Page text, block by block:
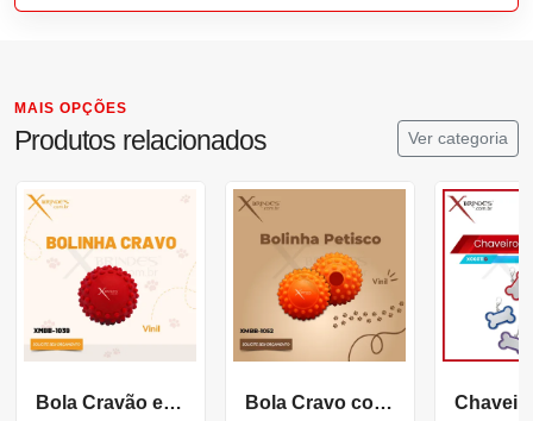
MAIS OPÇÕES
Produtos relacionados Ver categoria
Bola Cravão em Vinil Personalizada para Pet XMBB-1039 Bola Cravo com Furo para Petisco Personalizada XMBB-1052